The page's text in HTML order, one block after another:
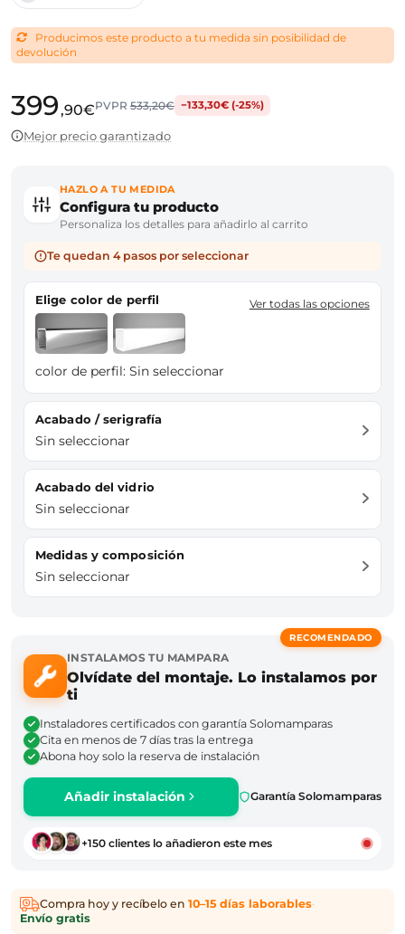
Producimos este producto a tu medida sin posibilidad de
devolución
399,90€PVPR533,20€ −133,30€ (-25%)
Mejor precio garantizado
HAZLO A TU MEDIDA
Configura tu producto
Personaliza los detalles para añadirlo al carrito
Te quedan 4 pasos por seleccionar
Elige color de perfil Ver todas las opciones
color de perfil: Sin seleccionar
Acabado / serigrafía
Sin seleccionar
Acabado del vidrio
Sin seleccionar
Medidas y composición
Sin seleccionar
RECOMENDADO
INSTALAMOS TU MAMPARA
Olvídate del montaje. Lo instalamos por
ti
Instaladores certificados con garantía Solomamparas
Cita en menos de 7 días tras la entrega
Abona hoy solo la reserva de instalación
Añadir instalación Garantía Solomamparas
+150 clientes lo añadieron este mes
Compra hoy y recíbelo en 10–15 días laborables·
Envío gratis